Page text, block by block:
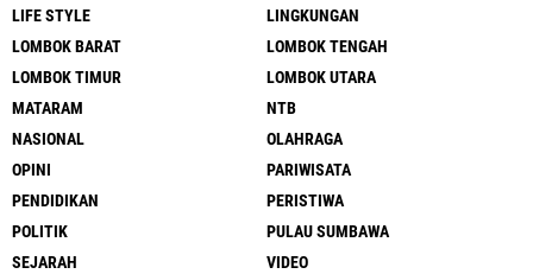
LIFE STYLE
LINGKUNGAN
LOMBOK BARAT
LOMBOK TENGAH
LOMBOK TIMUR
LOMBOK UTARA
MATARAM
NTB
NASIONAL
OLAHRAGA
OPINI
PARIWISATA
PENDIDIKAN
PERISTIWA
POLITIK
PULAU SUMBAWA
SEJARAH
VIDEO